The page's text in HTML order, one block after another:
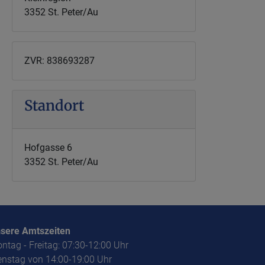
3352 St. Peter/Au
ZVR: 838693287
Standort
Hofgasse 6
3352 St. Peter/Au
Amtszeiten
- Freitag: 07:30-12:00 Uhr
von 14:00-19:00 Uhr